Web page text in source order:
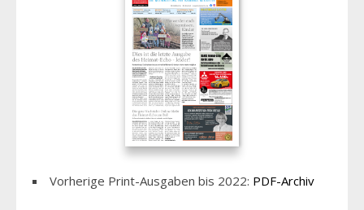
Vorherige Print-Ausgaben bis 2022: PDF-Archiv